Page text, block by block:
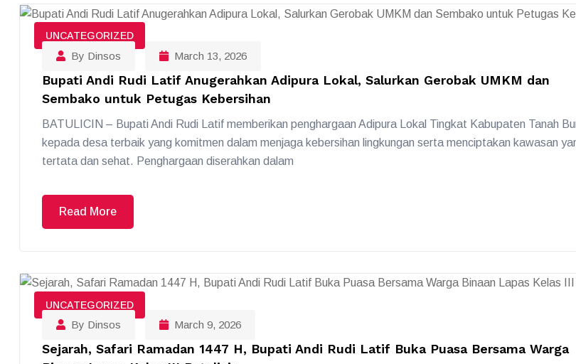
UNCATEGORIZED
By Dinsos March 13, 2026
Bupati Andi Rudi Latif Anugerahkan Adipura Lokal, Salurkan Gerobak UMKM dan
Sembako untuk Petugas Kebersihan
BATULICIN – Bupati Andi Rudi Latif memberikan penghargaan Adipura Lokal Tingkat Kabupaten Tanah
kepada desa terbaik yang komitmen dalam menjaga kebersihan lingkungan serta menciptakan kawasan
tertata dan sehat. Penghargaan diserahkan dalam
Read More
UNCATEGORIZED
By Dinsos March 9, 2026
Sejarah, Safari Ramadan 1447 H, Bupati Andi Rudi Latif Buka Puasa Bersama Warga